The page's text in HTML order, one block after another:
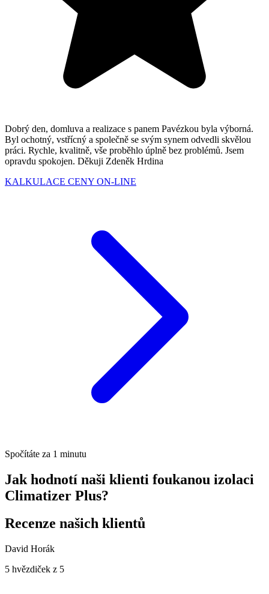
Dobrý den, domluva a realizace s panem Pavézkou byla výborná.
Byl ochotný, vstřícný a společně se svým synem odvedli skvělou
práci. Rychle, kvalitně, vše proběhlo úplně bez problémů. Jsem
opravdu spokojen. Děkuji Zdeněk Hrdina
KALKULACE CENY ON-LINE
Spočítáte za 1 minutu
Jak hodnotí naši klienti foukanou izolaci
Climatizer Plus?
Recenze našich klientů
David Horák
5 hvězdiček z 5